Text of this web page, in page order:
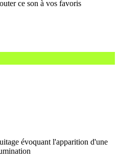
évoquant l'apparition d'une